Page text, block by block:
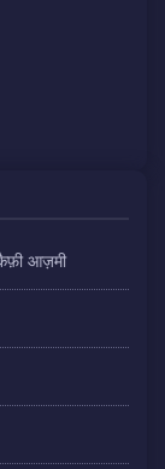
आज़मी